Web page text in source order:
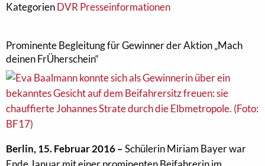
KategorienDVR Presseinformationen
Prominente Begleitung für Gewinner der Aktion „Mach
deinen FrÜherschein“
Berlin, 15. Februar 2016 –Schülerin Miriam Bayer war